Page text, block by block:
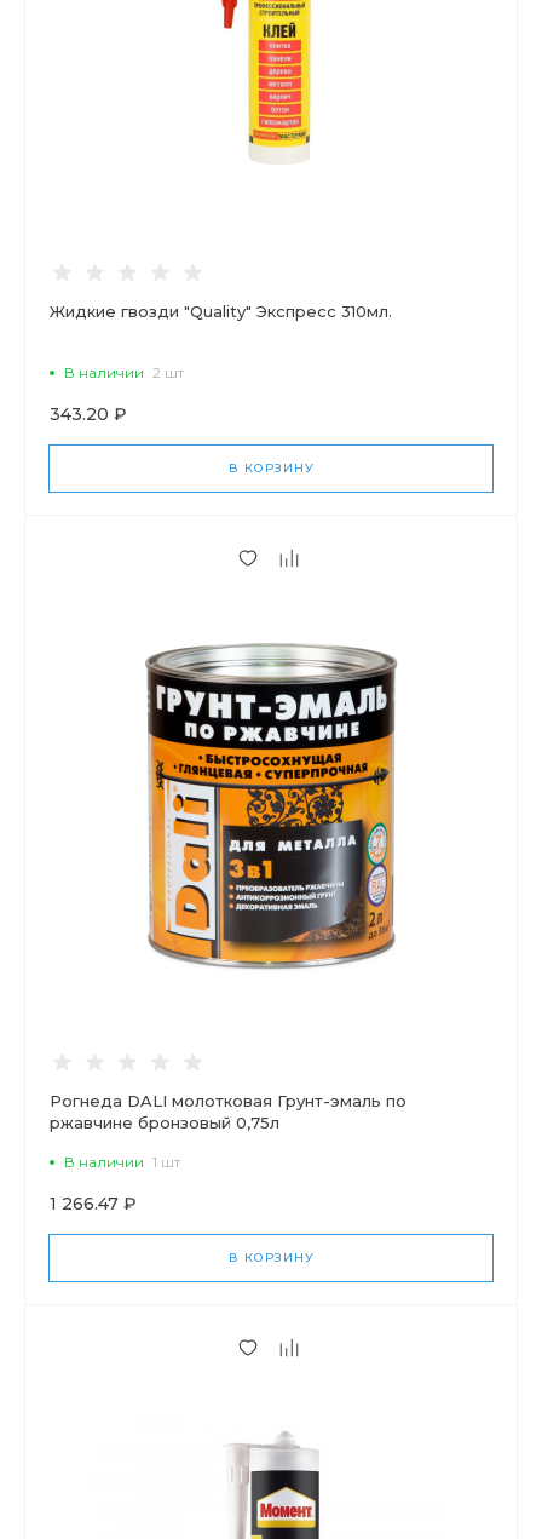
Жидкие гвозди "Quality" Экспресс 310мл.
В наличии 2 шт
343.20 ₽
В КОРЗИНУ
Рогнеда DALI молотковая Грунт-эмаль по
ржавчине бронзовый 0,75л
В наличии 1 шт
1 266.47 ₽
В КОРЗИНУ